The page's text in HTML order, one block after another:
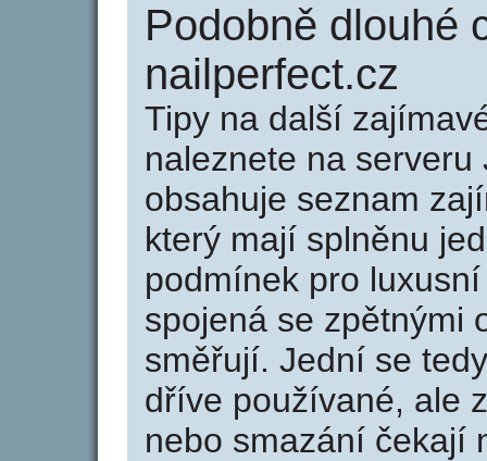
Podobně dlouhé
nailperfect.cz
Tipy na další
naleznete na serveru
obsahuje seznam
který mají splněnu
podmínek pro
spojená se zpětnými
směřují. Jední se
dříve používané, ale
nebo smazání čekají